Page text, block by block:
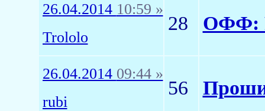
26.04.2014 10:59 »
Trololo
28 ОФФ:
26.04.2014 09:44 »
rubi
56